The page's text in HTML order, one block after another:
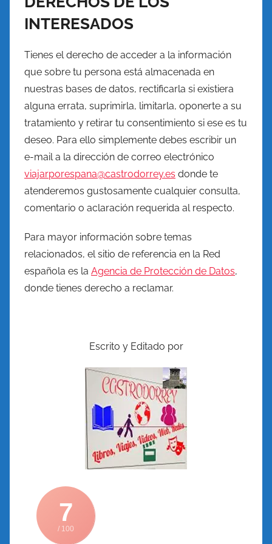
INTERESADOS
Tienes el derecho de acceder a la información
que sobre tu persona está almacenada en
nuestras bases de datos, rectificarla si existiera
alguna errata, suprimirla, limitarla, oponerte a su
tratamiento y retirar tu consentimiento si ese es tu
deseo. Para ello simplemente debes escribir un
e-mail a la dirección de correo electrónico
viajarporespana@castrodorrey.es donde te
atenderemos gustosamente cualquier consulta,
comentario o aclaración requerida al respecto.
Para mayor información sobre temas
relacionados, el sitio de referencia en la Red
española es la Agencia de Protección de Datos,
donde tienes derecho a reclamar.
Escrito y Editado por
7
/ 100